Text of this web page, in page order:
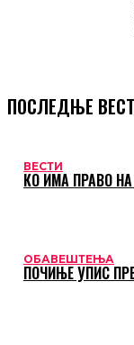
ПОСЛЕДЊЕ
ВЕСТИ
КО ИМА ПРАВО
ОБАВЕШТЕЊА
ПОЧИЊЕ УПИС